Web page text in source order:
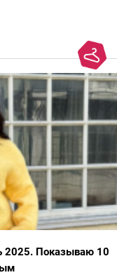
2025. Показываю 10